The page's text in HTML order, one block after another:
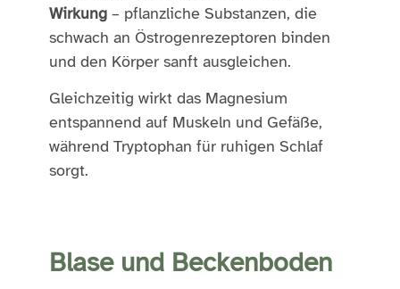
Wirkung – pflanzliche Substanzen, die
schwach an Östrogenrezeptoren binden
und den Körper sanft ausgleichen.
Gleichzeitig wirkt das Magnesium
entspannend auf Muskeln und Gefäße,
während Tryptophan für ruhigen Schlaf
sorgt.
Blase und Beckenboden